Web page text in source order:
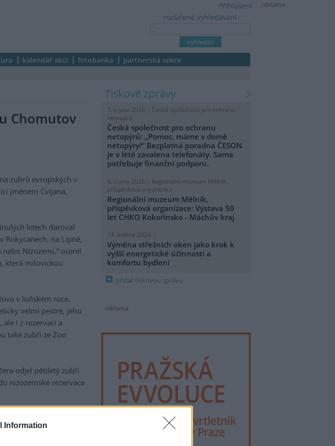
Information
reklama
rozšířené vyhledávání
Přihlášení
kalendář akcí fotobanka partnerská sekce
Chomutov
zubrů evropských v
jménem Cvijana,
letech daroval
Rokycanech, na Lipně,
Nizozemí,“ ocenil
která milovickou
v loňském roce,
velmi pestré, jeho
ale i z rezervací a
také zubři ze Zoo
odjel pětiletý zubří
nizozemské rezervace
po první světové
zoologických
chov zubrů v České
tiskové zprávy
7. srpna 2026 | Česká společnost pro ochranu
netopýrů
Česká společnost pro ochranu
netopýrů: „Pomoc, máme v domě
netopýry!“ Bezplatná poradna ČESON
je v létě zavalena telefonáty. Sama
potřebuje finanční podporu.
6. srpna 2026 | Regionální muzeum Mělník,
příspěvková organizace
Regionální muzeum Mělník,
příspěvková organizace: Výstava 50
let CHKO Kokořínsko - Máchův kraj
14. května 2026 |
Výměna střešních oken jako krok k
vyšší energetické účinnosti a
komfortu bydlení
přidat tiskovou zprávu
reklama